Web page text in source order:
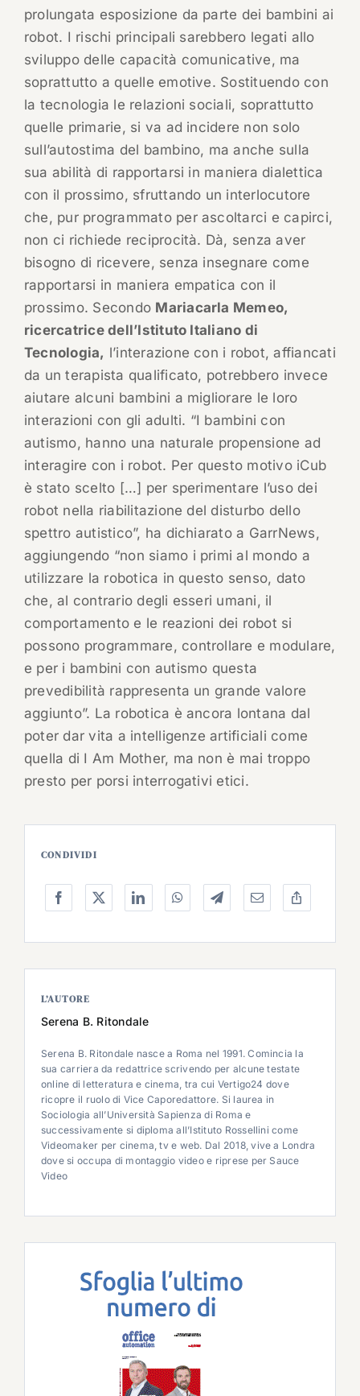
prolungata esposizione da parte dei bambini ai
robot. I rischi principali sarebbero legati allo
sviluppo delle capacità comunicative, ma
soprattutto a quelle emotive. Sostituendo con
la tecnologia le relazioni sociali, soprattutto
quelle primarie, si va ad incidere non solo
sull’autostima del bambino, ma anche sulla
sua abilità di rapportarsi in maniera dialettica
con il prossimo, sfruttando un interlocutore
che, pur programmato per ascoltarci e capirci,
non ci richiede reciprocità. Dà, senza aver
bisogno di ricevere, senza insegnare come
rapportarsi in maniera empatica con il
prossimo. Secondo Mariacarla Memeo,
ricercatrice dell’Istituto Italiano di
Tecnologia, l’interazione con i robot, affiancati
da un terapista qualificato, potrebbero invece
aiutare alcuni bambini a migliorare le loro
interazioni con gli adulti. “I bambini con
autismo, hanno una naturale propensione ad
interagire con i robot. Per questo motivo iCub
è stato scelto […] per sperimentare l’uso dei
robot nella riabilitazione del disturbo dello
spettro autistico”, ha dichiarato a GarrNews,
aggiungendo “non siamo i primi al mondo a
utilizzare la robotica in questo senso, dato
che, al contrario degli esseri umani, il
comportamento e le reazioni dei robot si
possono programmare, controllare e modulare,
e per i bambini con autismo questa
prevedibilità rappresenta un grande valore
aggiunto”. La robotica è ancora lontana dal
poter dar vita a intelligenze artificiali come
quella di I Am Mother, ma non è mai troppo
presto per porsi interrogativi etici.
CONDIVIDI
L’AUTORE
Serena B. Ritondale
Serena B. Ritondale nasce a Roma nel 1991. Comincia la
sua carriera da redattrice scrivendo per alcune testate
online di letteratura e cinema, tra cui Vertigo24 dove
ricopre il ruolo di Vice Caporedattore. Si laurea in
Sociologia all’Università Sapienza di Roma e
successivamente si diploma all’Istituto Rossellini come
Videomaker per cinema, tv e web. Dal 2018, vive a Londra
dove si occupa di montaggio video e riprese per Sauce
Video